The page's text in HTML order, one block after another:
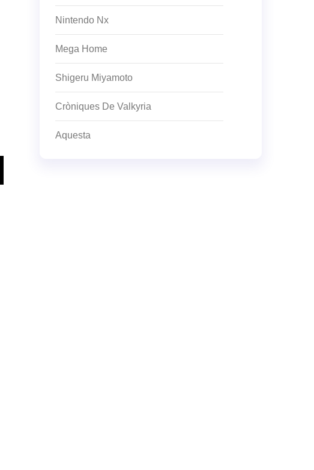
Nintendo Nx
Mega Home
Shigeru Miyamoto
Cròniques De Valkyria
Aquesta